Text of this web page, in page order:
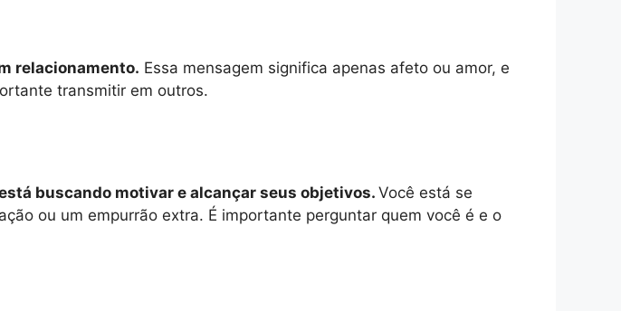
relacionamento. Essa mensagem significa apenas afeto ou amor, e
transmitir em outros.
buscando motivar e alcançar seus objetivos. Você está se
ou um empurrão extra. É importante perguntar quem você é e o